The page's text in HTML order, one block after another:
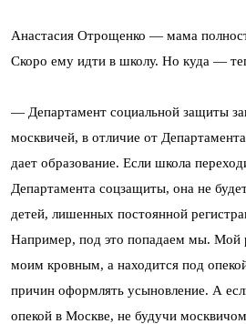
Анастасия Отрощенко — мама
Скоро ему идти в школу. Но куда —
— Департамент социальной защиты
москвичей, в отличие от
дает образование. Если школа
Департамента соцзащиты, она не
детей, лишенных постоянной
Например, под это попадаем мы. Мой
моим кровным, а находится под
причин оформлять усыновление. А
опекой в Москве, не будучи